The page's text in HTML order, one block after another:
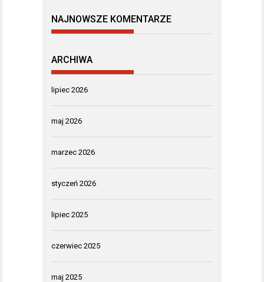
NAJNOWSZE KOMENTARZE
ARCHIWA
lipiec 2026
maj 2026
marzec 2026
styczeń 2026
lipiec 2025
czerwiec 2025
maj 2025